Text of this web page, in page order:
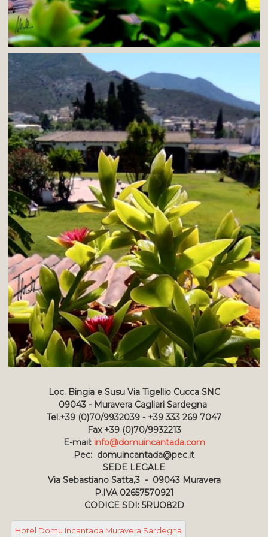
Loc. Bingia e Susu Via Tigellio Cucca SNC
09043 - Muravera Cagliari Sardegna
Tel.+39 (0)70/9932039 - +39 333 269 7047
Fax +39 (0)70/9932213
E-mail: info@domuincantada.com
Pec: domuincantada@pec.it
SEDE LEGALE
Via Sebastiano Satta,3 - 09043 Muravera
P.IVA 02657570921
CODICE SDI: 5RUO82D
Hotel Domu Incantada Muravera Sardegna